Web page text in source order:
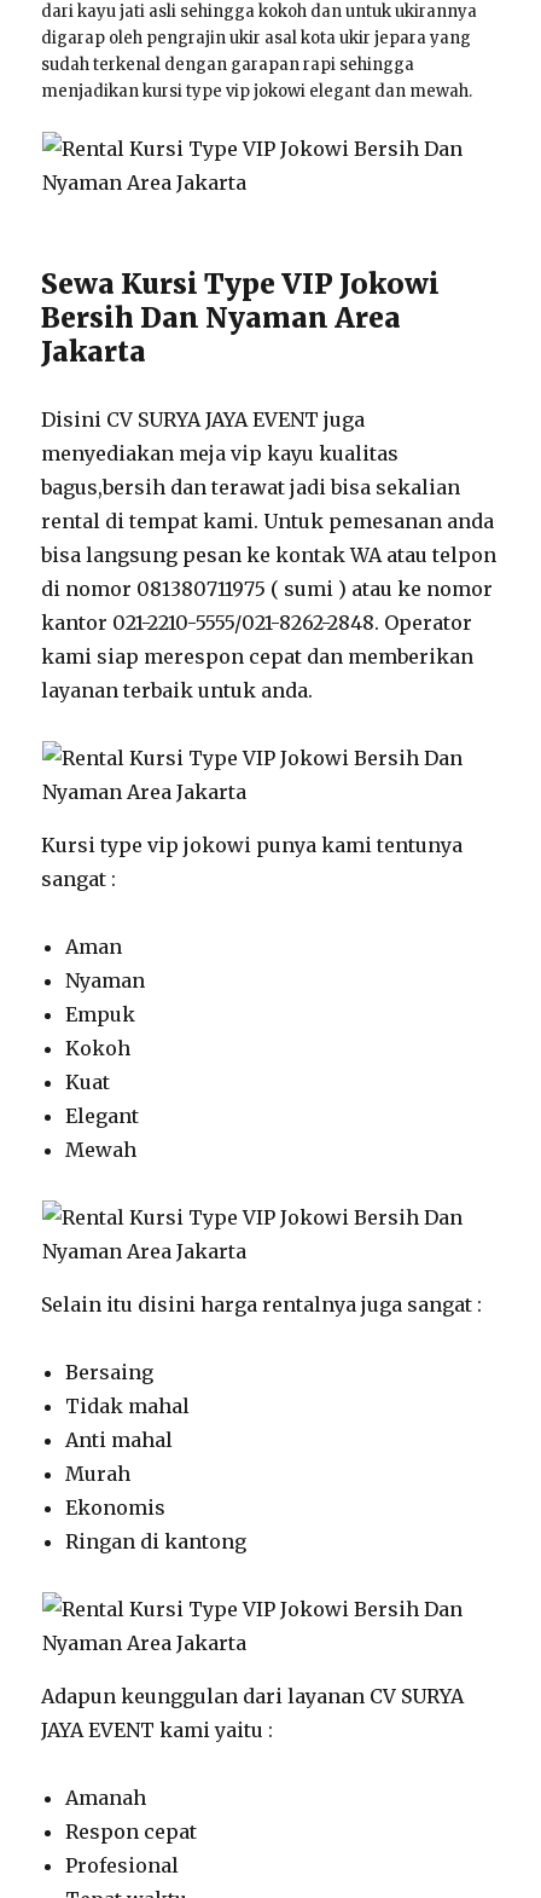
dari kayu jati asli sehingga kokoh dan untuk ukirannya
digarap oleh pengrajin ukir asal kota ukir jepara yang
sudah terkenal dengan garapan rapi sehingga
menjadikan kursi type vip jokowi elegant dan mewah.
Sewa Kursi Type VIP Jokowi
Bersih Dan Nyaman Area
Jakarta
Disini CV SURYA JAYA EVENT juga
menyediakan meja vip kayu kualitas
bagus,bersih dan terawat jadi bisa sekalian
rental di tempat kami. Untuk pemesanan anda
bisa langsung pesan ke kontak WA atau telpon
di nomor 081380711975 ( sumi ) atau ke nomor
kantor 021-2210-5555/021-8262-2848. Operator
kami siap merespon cepat dan memberikan
layanan terbaik untuk anda.
Kursi type vip jokowi punya kami tentunya
sangat :
Aman
Nyaman
Empuk
Kokoh
Kuat
Elegant
Mewah
Selain itu disini harga rentalnya juga sangat :
Bersaing
Tidak mahal
Anti mahal
Murah
Ekonomis
Ringan di kantong
Adapun keunggulan dari layanan CV SURYA
JAYA EVENT kami yaitu :
Amanah
Respon cepat
Profesional